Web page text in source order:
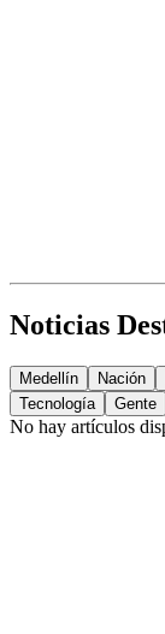
Noticias
Medellín Nación
Tecnología
Gente
No hay artículos